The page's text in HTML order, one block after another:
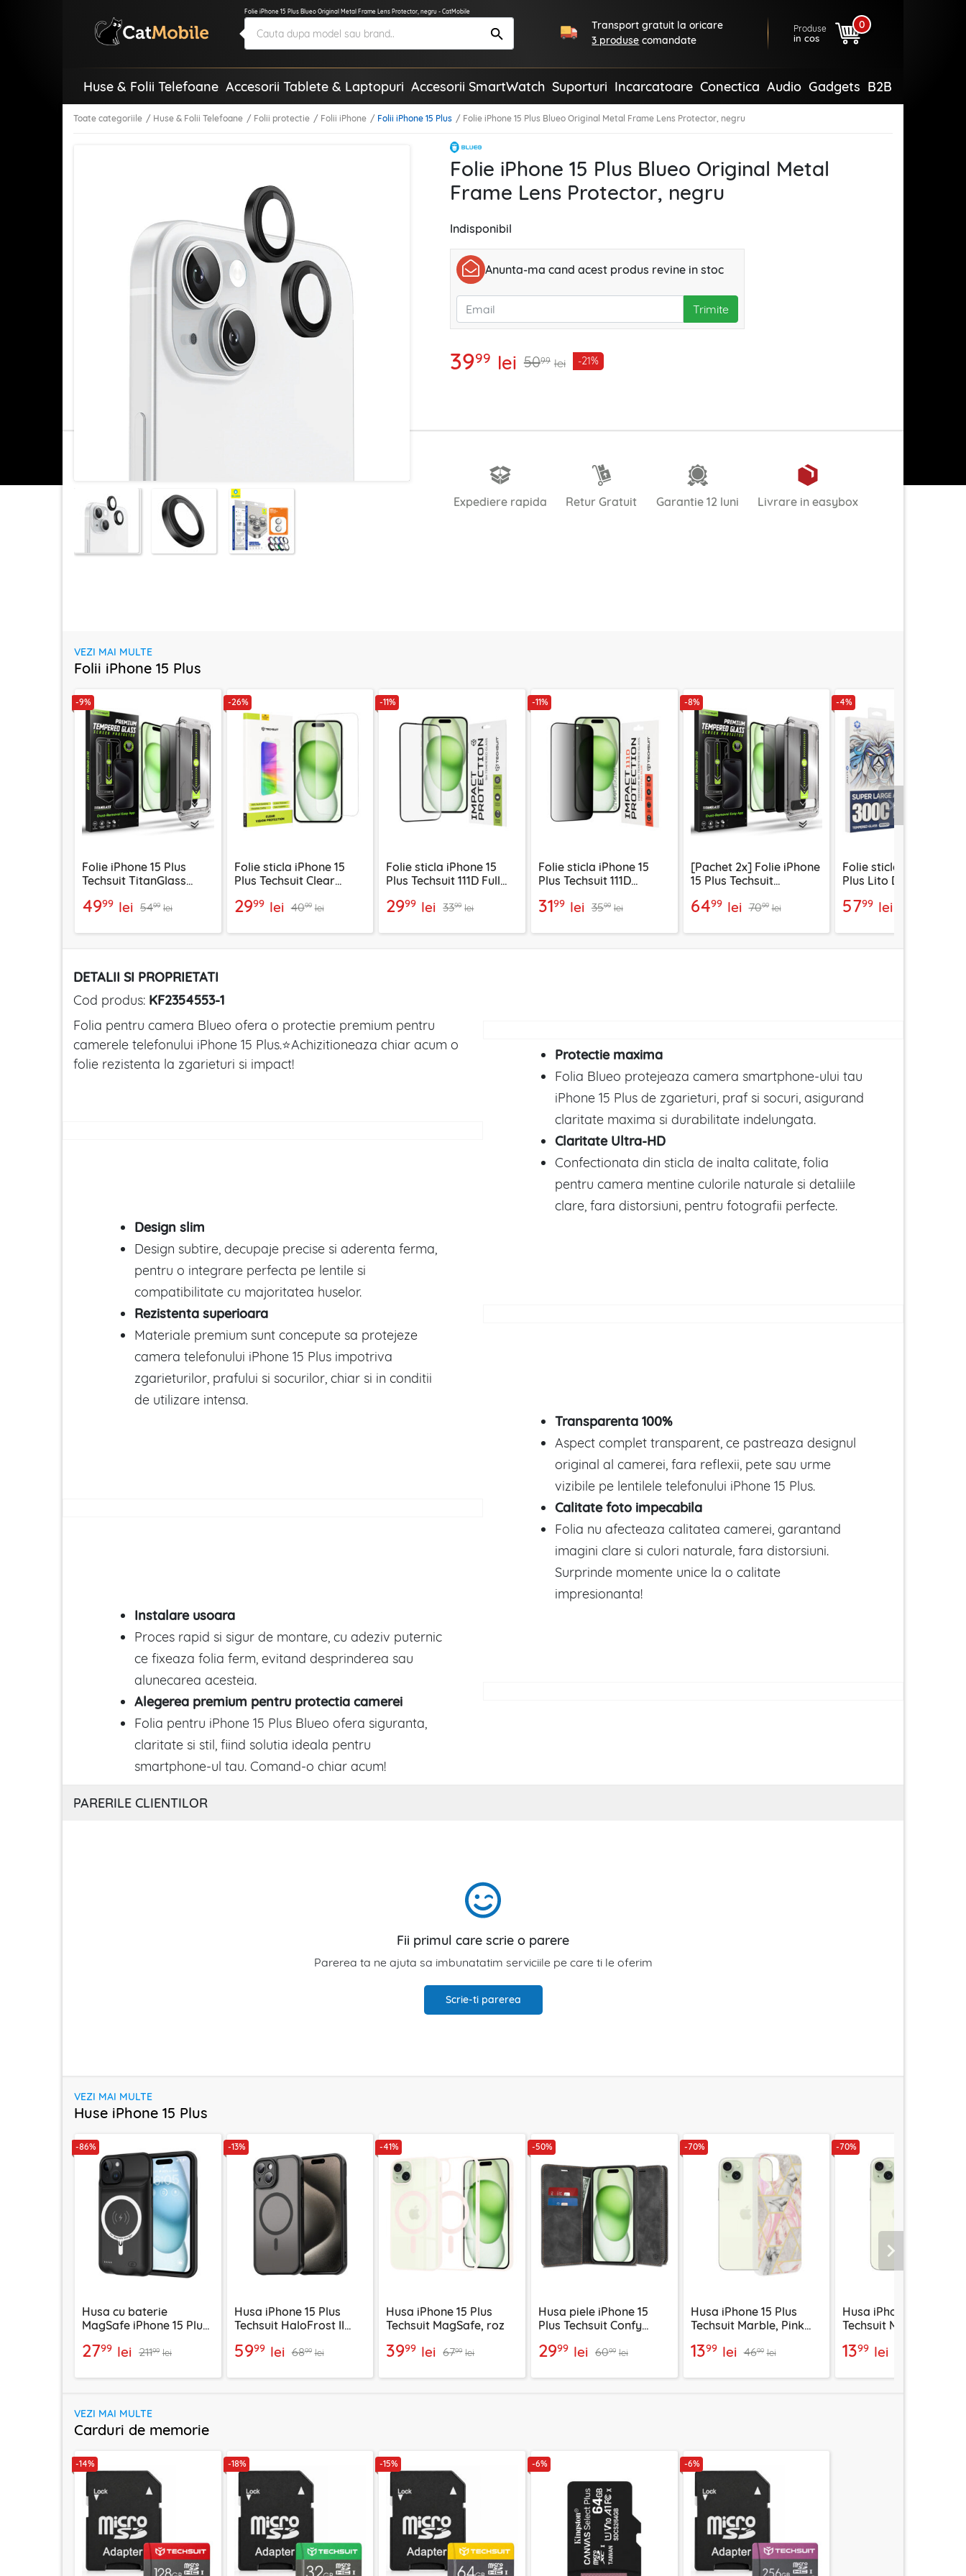
Folie iPhone 15 Plus Blueo Original Metal Frame Lens Protector, negru - CatMobile
Transport gratuit la oricare
3 produse comandate
Produse
in cos
0
Huse & Folii Telefoane Accesorii Tablete & Laptopuri Accesorii SmartWatch Suporturi Incarcatoare Conectica Audio Gadgets B2B
Toate categoriile Huse & Folii Telefoane Folii protectie Folii iPhone Folii iPhone 15 Plus Folie iPhone 15 Plus Blueo Original Metal Frame Lens Protector, negru
Folie iPhone 15 Plus Blueo Original Metal
Frame Lens Protector, negru
Indisponibil
Anunta-ma cand acest produs revine in stoc
Trimite
3999 lei 5099 lei -21%
Expediere rapida Retur Gratuit Garantie 12 luni Livrare in easybox
VEZI MAI MULTE
Folii iPhone 15 Plus
-9%
Folie iPhone 15 Plus
Techsuit TitanGlass
4999 lei 5499 lei
-26%
Folie sticla iPhone 15
Plus Techsuit Clear
transparenta
2999 lei 4099 lei
-11%
Folie sticla iPhone 15
Plus Techsuit 111D Full
2999 lei 3399 lei
-11%
Folie sticla iPhone 15
Plus Techsuit 111D
3199 lei 3599 lei
-8%
[Pachet 2x] Folie iPhone
15 Plus Techsuit
privacy
6499 lei 7099 lei
-4%
Folie sticla iPhone 15
Plus Lito D+ Max
5799 lei
DETALII SI PROPRIETATI
Cod produs: KF2354553-1
Folia pentru camera Blueo ofera o protectie premium pentru
camerele telefonului iPhone 15 Plus.⭐Achizitioneaza chiar acum o
folie rezistenta la zgarieturi si impact!
Protectie maxima
Folia Blueo protejeaza camera smartphone-ului tau
iPhone 15 Plus de zgarieturi, praf si socuri, asigurand
claritate maxima si durabilitate indelungata.
Claritate Ultra-HD
Confectionata din sticla de inalta calitate, folia
pentru camera mentine culorile naturale si detaliile
clare, fara distorsiuni, pentru fotografii perfecte.
Design slim
Design subtire, decupaje precise si aderenta ferma,
pentru o integrare perfecta pe lentile si
compatibilitate cu majoritatea huselor.
Rezistenta superioara
Materiale premium sunt concepute sa protejeze
camera telefonului iPhone 15 Plus impotriva
zgarieturilor, prafului si socurilor, chiar si in conditii
de utilizare intensa.
Transparenta 100%
Aspect complet transparent, ce pastreaza designul
original al camerei, fara reflexii, pete sau urme
vizibile pe lentilele telefonului iPhone 15 Plus.
Calitate foto impecabila
Folia nu afecteaza calitatea camerei, garantand
imagini clare si culori naturale, fara distorsiuni.
Surprinde momente unice la o calitate
impresionanta!
Instalare usoara
Proces rapid si sigur de montare, cu adeziv puternic
ce fixeaza folia ferm, evitand desprinderea sau
alunecarea acesteia.
Alegerea premium pentru protectia camerei
Folia pentru iPhone 15 Plus Blueo ofera siguranta,
claritate si stil, fiind solutia ideala pentru
smartphone-ul tau. Comand-o chiar acum!
PARERILE CLIENTILOR
Fii primul care scrie o parere
Parerea ta ne ajuta sa imbunatatim serviciile pe care ti le oferim
Scrie-ti parerea
VEZI MAI MULTE
Huse iPhone 15 Plus
-86%
Husa cu baterie
MagSafe iPhone 15 Plus
8500mAh
2799 lei 21199 lei
-13%
Husa iPhone 15 Plus
Techsuit HaloFrost II
5999 lei 6899 lei
-41%
Husa iPhone 15 Plus
Techsuit MagSafe, roz
3999 lei 6799 lei
-50%
Husa piele iPhone 15
Plus Techsuit Confy
2999 lei 6099 lei
-70%
Husa iPhone 15 Plus
Techsuit Marble, Pink
1399 lei 4699 lei
-70%
Husa iPhone 15 Plus
Techsuit Marble,
1399 lei
VEZI MAI MULTE
Carduri de memorie
-14% -18% -15% -6% -6%